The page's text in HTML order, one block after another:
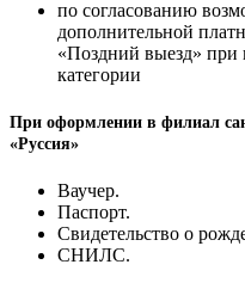
по согласованию
дополнительной
«Поздний выезд» при
категории
При оформлении в филиал
«Руссия»
Ваучер.
Паспорт.
Свидетельство о
СНИЛС.